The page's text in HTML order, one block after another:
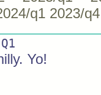
q1 2023/q4
Yo!